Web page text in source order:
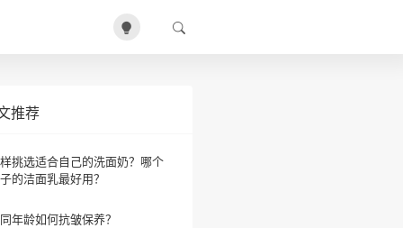
推荐
挑选适合自己的洗面奶？哪个
的洁面乳最好用？
年龄如何抗皱保养？